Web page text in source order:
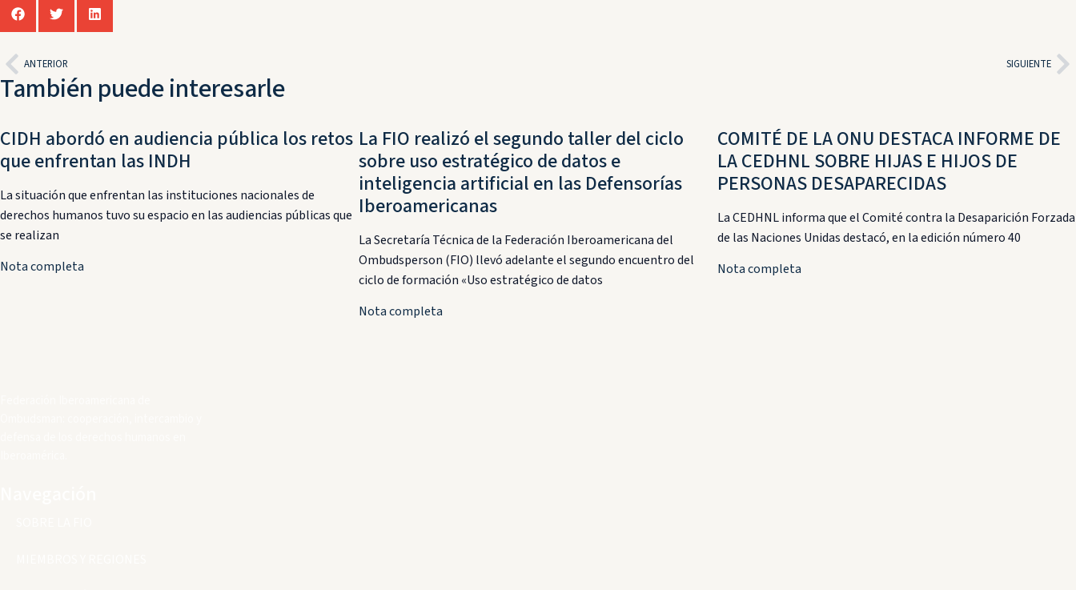
ANTERIOR SIGUIENTE
También puede interesarle
CIDH abordó en audiencia pública los retos
que enfrentan las INDH
La situación que enfrentan las instituciones nacionales de
derechos humanos tuvo su espacio en las audiencias públicas que
se realizan
Nota completa
La FIO realizó el segundo taller del ciclo
sobre uso estratégico de datos e
inteligencia artificial en las Defensorías
Iberoamericanas
La Secretaría Técnica de la Federación Iberoamericana del
Ombudsperson (FIO) llevó adelante el segundo encuentro del
ciclo de formación «Uso estratégico de datos
Nota completa
COMITÉ DE LA ONU DESTACA INFORME DE
LA CEDHNL SOBRE HIJAS E HIJOS DE
PERSONAS DESAPARECIDAS
La CEDHNL informa que el Comité contra la Desaparición Forzada
de las Naciones Unidas destacó, en la edición número 40
Nota completa